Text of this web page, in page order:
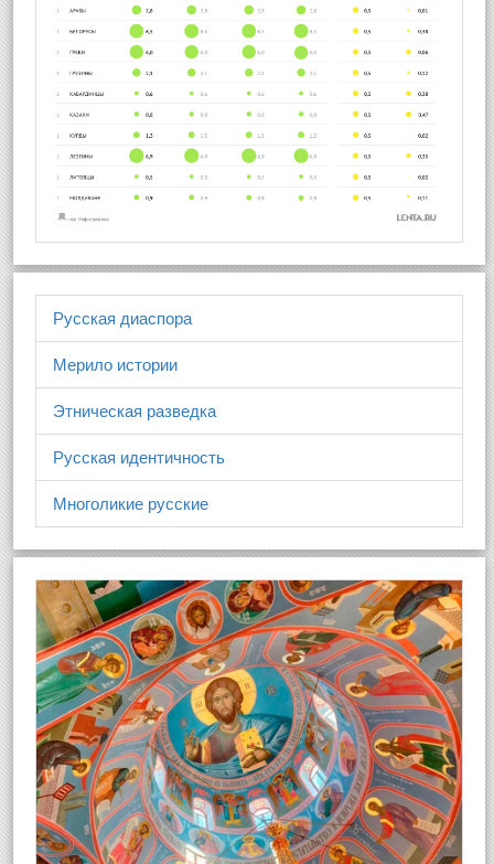
Русская диаспора
Мерило истории
Этническая разведка
Русская идентичность
Многоликие русские